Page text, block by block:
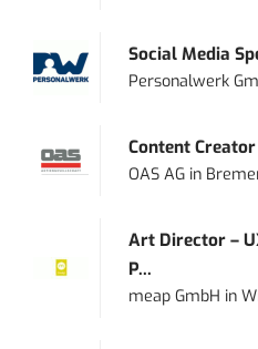
Social Media
Personalwerk
Content
OAS AG in
Art Director –
P...
meap GmbH in